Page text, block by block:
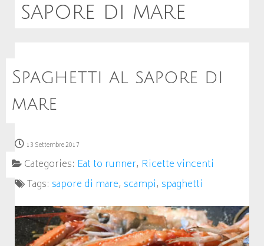
sapore di mare
Spaghetti al sapore di
mare
13 Settembre 2017
Categories: Eat to runner, Ricette vincenti
Tags: sapore di mare, scampi, spaghetti